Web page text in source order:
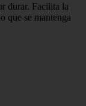
durar. Facilita la
que se mantenga